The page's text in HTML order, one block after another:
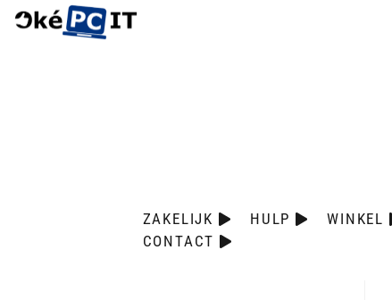
ZAKELIJK HULP WINKEL
CONTACT